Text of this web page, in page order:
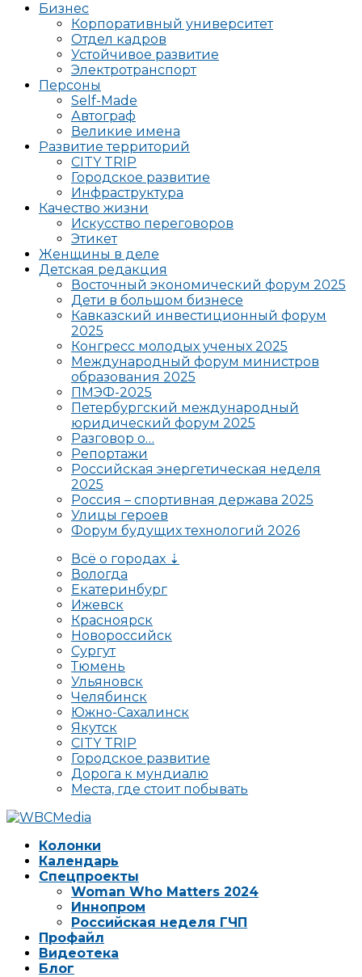
Бизнес
Корпоративный университет
Отдел кадров
Устойчивое развитие
Электротранспорт
Персоны
Self-Made
Автограф
Великие имена
Развитие территорий
CITY TRIP
Городское развитие
Инфраструктура
Качество жизни
Искусство переговоров
Этикет
Женщины в деле
Детская редакция
Восточный экономический форум 2025
Дети в большом бизнесе
Кавказский инвестиционный форум
2025
Конгресс молодых ученых 2025
Международный форум министров
образования 2025
ПМЭФ-2025
Петербургский международный
юридический форум 2025
Разговор о…
Репортажи
Российская энергетическая неделя
2025
Россия – спортивная держава 2025
Улицы героев
Форум будущих технологий 2026
Всё о городах ⇣
Вологда
Екатеринбург
Ижевск
Красноярск
Новороссийск
Сургут
Тюмень
Ульяновск
Челябинск
Южно-Сахалинск
Якутск
CITY TRIP
Городское развитие
Дорога к мундиалю
Места, где стоит побывать
Колонки
Календарь
Спецпроекты
Woman Who Matters 2024
Иннопром
Российская неделя ГЧП
Профайл
Видеотека
Блог